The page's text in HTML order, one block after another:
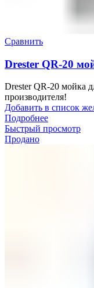
Сравнить
Drester QR-20
Drester QR-20 мойка
производителя!
Добавить в список
Подробнее
Быстрый просмотр
Продано